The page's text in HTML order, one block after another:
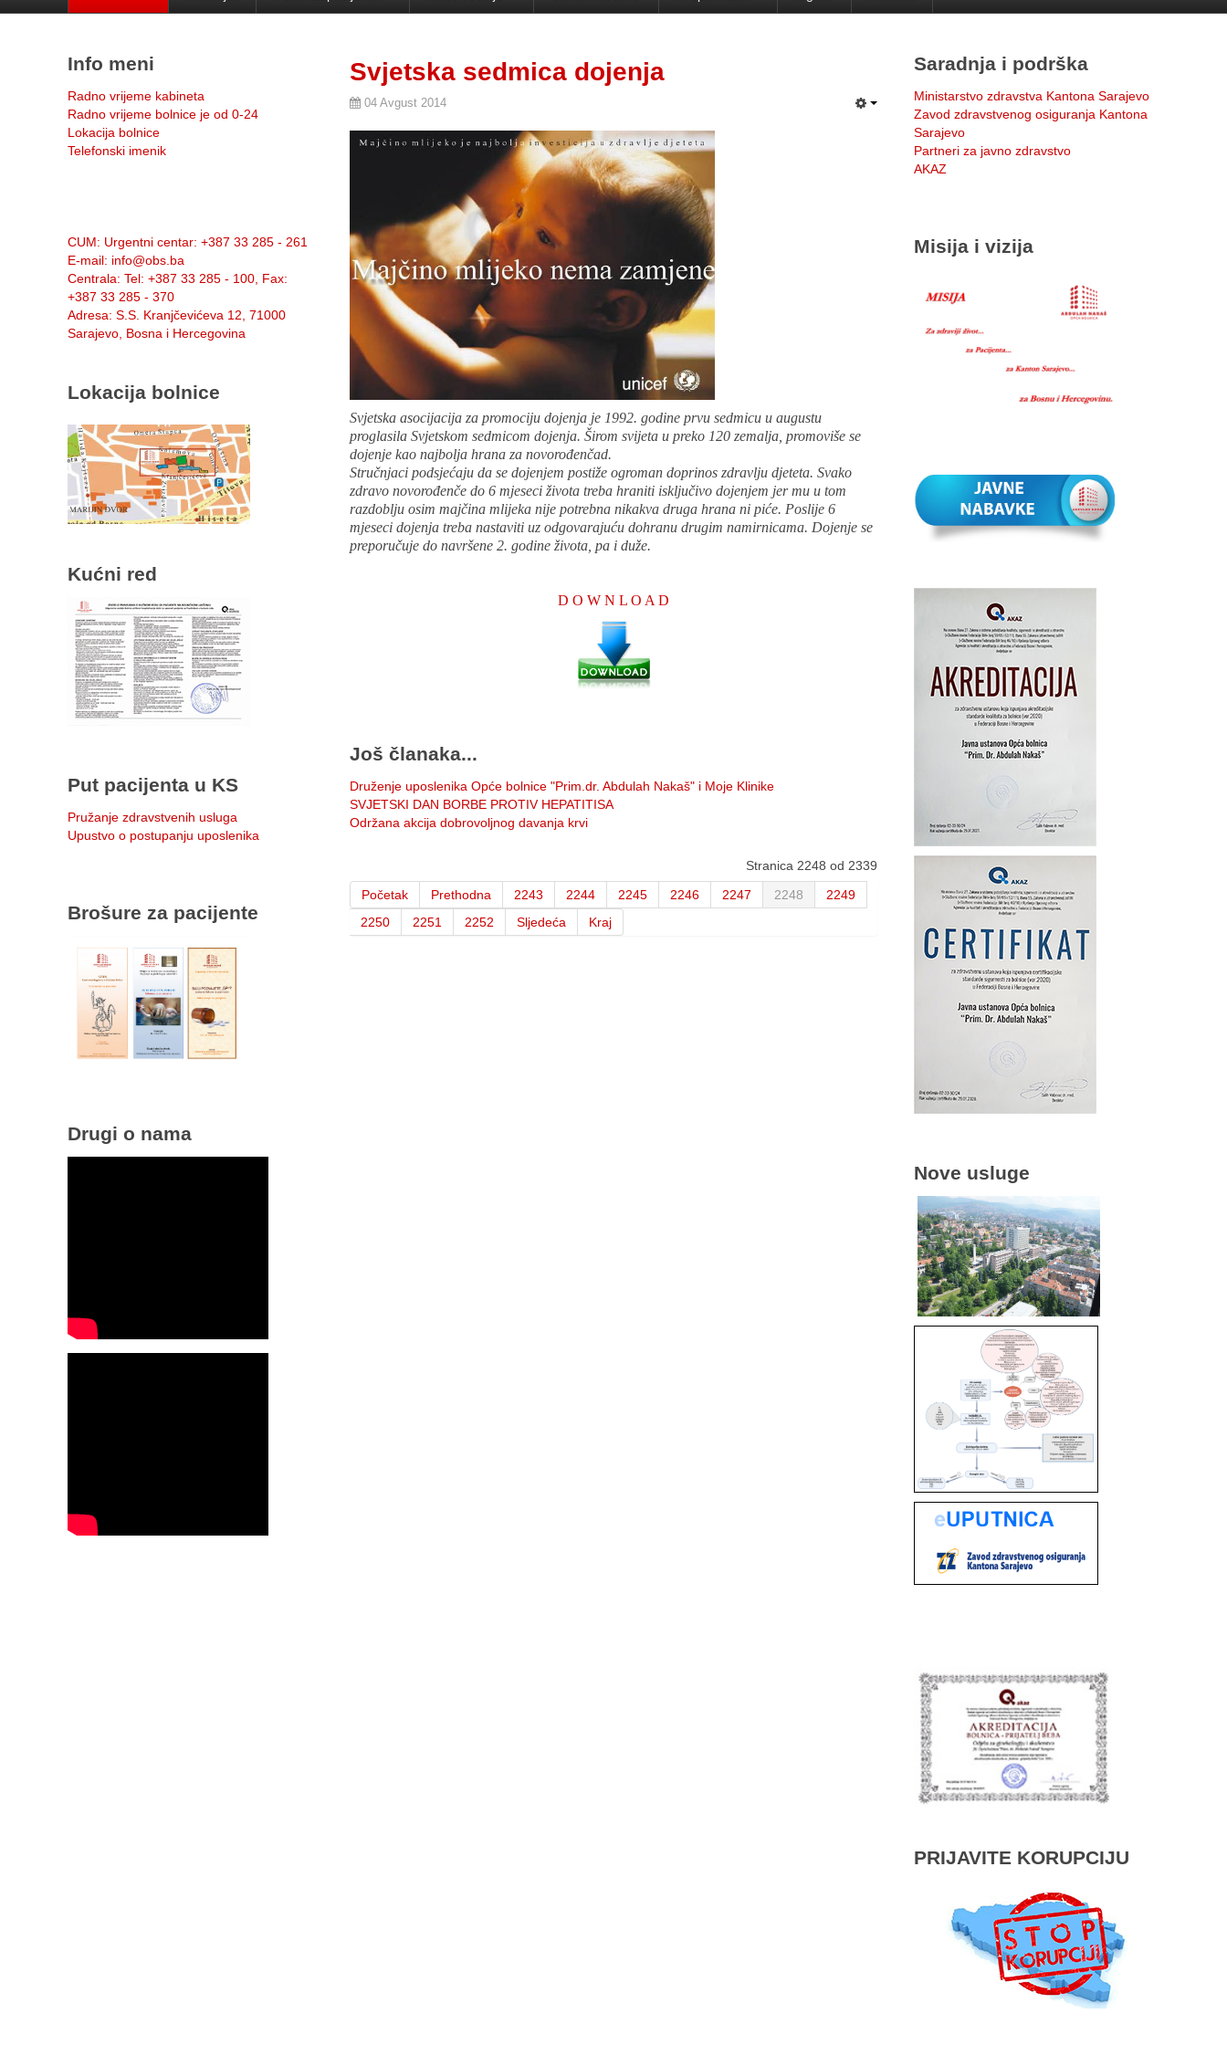
Svjetska sedmica dojenja
04 Avgust 2014
Svjetska asocijacija za promociju dojenja je 1992. godine prvu sedmicu u augustu
proglasila Svjetskom sedmicom dojenja. Širom svijeta u preko 120 zemalja, promoviše se
dojenje kao najbolja hrana za novorođenčad.
Stručnjaci podsjećaju da se dojenjem postiže ogroman doprinos zdravlju djeteta. Svako
zdravo novorođenče do 6 mjeseci života treba hraniti isključivo dojenjem jer mu u tom
razdoblju osim majčina mlijeka nije potrebna nikakva druga hrana ni piće. Poslije 6
mjeseci dojenja treba nastaviti uz odgovarajuću dohranu drugim namirnicama. Dojenje se
preporučuje do navršene 2. godine života, pa i duže.
D O W N L O A D
Još članaka...
Druženje uposlenika Opće bolnice "Prim.dr. Abdulah Nakaš" i Moje Klinike
SVJETSKI DAN BORBE PROTIV HEPATITISA
Održana akcija dobrovoljnog davanja krvi
Stranica 2248 od 2339
Početak
Prethodna 2243 2244 2245 2246 2247 2248
2249
2250
2251 2252 Sljedeća Kraj
Info meni
Radno vrijeme kabineta
Radno vrijeme bolnice je od 0-24
Lokacija bolnice
Telefonski imenik
CUM: Urgentni centar: +387 33 285 - 261
E-mail: info@obs.ba
Centrala: Tel: +387 33 285 - 100, Fax:
+387 33 285 - 370
Adresa: S.S. Kranjčevićeva 12, 71000
Sarajevo, Bosna i Hercegovina
Lokacija bolnice
Kućni red
Put pacijenta u KS
Pružanje zdravstvenih usluga
Upustvo o postupanju uposlenika
Brošure za pacijente
Drugi o nama
Saradnja i podrška
Ministarstvo zdravstva Kantona Sarajevo
Zavod zdravstvenog osiguranja Kantona
Sarajevo
Partneri za javno zdravstvo
AKAZ
Misija i vizija
Nove usluge
PRIJAVITE KORUPCIJU